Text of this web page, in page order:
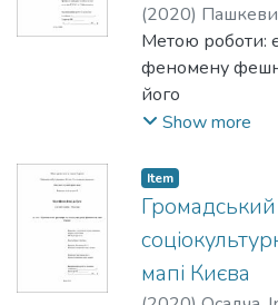
(2020)
Юлія
Метою роботи:
феномену
його
ролі в
Show more
Item
мапі Києва